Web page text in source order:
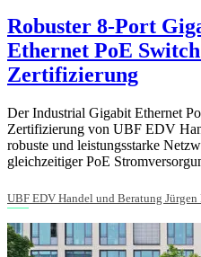
Robuster 8-Port
Ethernet PoE
Zertifizierung
Der Industrial Gigabit Ethernet
Zertifizierung von UBF EDV
robuste und leistungsstarke
gleichzeitiger PoE
UBF EDV Handel und Beratung Jürgen